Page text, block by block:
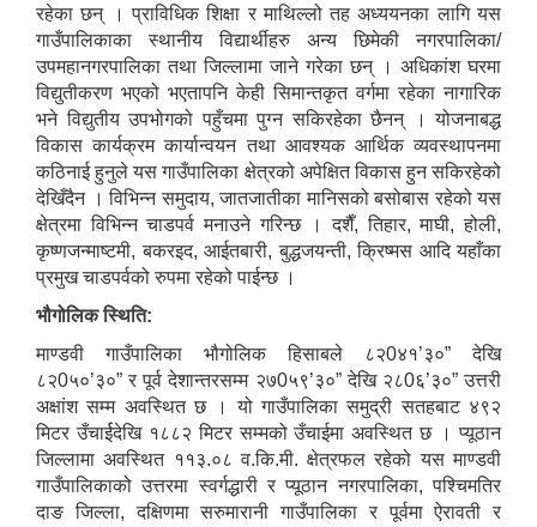
रहेका छन् । प्राविधिक शिक्षा र माथिल्लो तह अध्ययनका लागि यस
गाउँपालिकाका स्थानीय विद्यार्थीहरु अन्य छिमेकी नगरपालिका/
उपमहानगरपालिका तथा जिल्लामा जाने गरेका छन् । अधिकांश घरमा
विद्युतीकरण भएको भएतापनि केही सिमान्तकृत वर्गमा रहेका नागारिक
भने विद्युतीय उपभोगको पहुँचमा पुग्न सकिरहेका छैनन् । योजनाबद्ध
विकास कार्यक्रम कार्यान्वयन तथा आवश्यक आर्थिक व्यवस्थापनमा
कठिनाई हुनुले यस गाउँपालिका क्षेत्रको अपेक्षित विकास हुन सकिरहेको
देखिँदैन । विभिन्न समुदाय, जातजातीका मानिसको बसोबास रहेको यस
क्षेत्रमा विभिन्न चाडपर्व मनाउने गरिन्छ । दशैँ, तिहार, माघी, होली,
कृष्णजन्माष्टमी, बकरइद, आईतबारी, बुद्धजयन्ती, क्रिष्मस आदि यहाँका
प्रमुख चाडपर्वको रुपमा रहेको पाईन्छ ।
भौगोलिक स्थिति:
माण्डवी गाउँपालिका भौगोलिक हिसाबले ८२0४१’३०” देखि
८२0५०’३०” र पूर्व देशान्तरसम्म २७0५९’३०” देखि २८0६’३०” उत्तरी
अक्षांश सम्म अवस्थित छ । यो गाउँपालिका समुद्री सतहबाट ४९२
मिटर उँचार्ईदेखि १८८२ मिटर सम्मको उँचाईमा अवस्थित छ । प्यूठान
जिल्लामा अवस्थित ११३.०८ व.कि.मी. क्षेत्रफल रहेको यस माण्डवी
गाउँपालिकाको उत्तरमा स्वर्गद्धारी र प्यूठान नगरपालिका, पश्चिमतिर
दाङ जिल्ला, दक्षिणमा सरुमारानी गाउँपालिका र पूर्वमा ऐरावती र